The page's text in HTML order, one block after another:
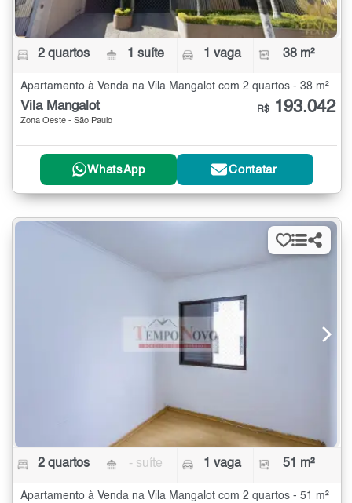
2 quartos 1 suíte 1 vaga 38 m²
Apartamento à Venda na Vila Mangalot com 2 quartos - 38 m²
Vila Mangalot
Zona Oeste - São Paulo
R$ 193.042
WhatsApp Contatar
2 quartos - suíte 1 vaga 51 m²
Apartamento à Venda na Vila Mangalot com 2 quartos - 51 m²